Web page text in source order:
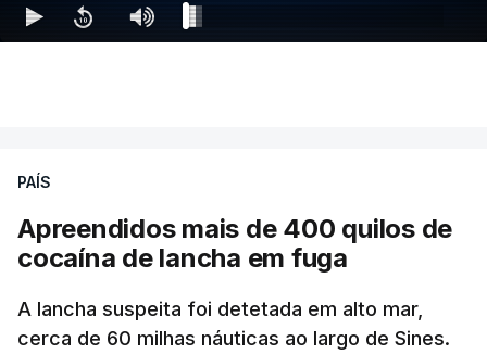
PAÍS
Apreendidos mais de 400 quilos de
cocaína de lancha em fuga
A lancha suspeita foi detetada em alto mar,
cerca de 60 milhas náuticas ao largo de Sines.